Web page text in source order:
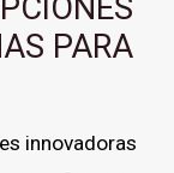
PARA
innovadoras